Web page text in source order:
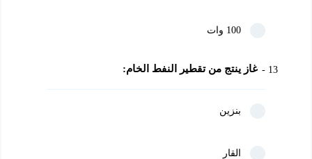
100 وات
13 غاز ينتج من تقطير النفط الخام:
بنزين
القار